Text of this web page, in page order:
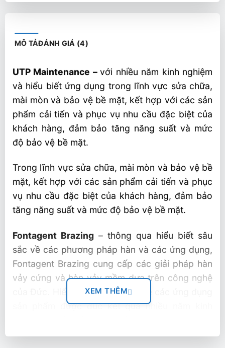
MÔ TẢĐÁNH GIÁ (4)
UTP Maintenance –với nhiều năm kinh nghiệm
và hiểu biết ứng dụng trong lĩnh vực sửa chữa,
mài mòn và bảo vệ bề mặt, kết hợp với các sản
phẩm cải tiến và phục vụ nhu cầu đặc biệt của
khách hàng, đảm bảo tăng năng suất và mức
độ bảo vệ bề mặt.
Trong lĩnh vực sửa chữa, mài mòn và bảo vệ bề
mặt, kết hợp với các sản phẩm cải tiến và phục
vụ nhu cầu đặc biệt của khách hàng, đảm bảo
tăng năng suất và mức độ bảo vệ bề mặt.
Fontagent Brazing – thông qua hiểu biết sâu
sắc về các phương pháp hàn và các ứng dụng,
Fontagent Brazing cung cấp các giải pháp hàn
vảy cứng và hàn vảy mềm dựa trên công nghệ
của Đức. Hiểu biết chuyên sâu về các ứng dụng
sản phẩm được đúc kết qua nhiều năm kinh
XEM THÊM